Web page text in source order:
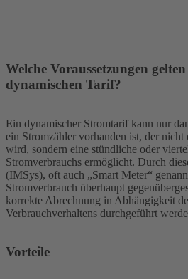
Welche Voraussetzungen
dynamischen Tarif?
Ein dynamischer Stromtarif kann nur
ein Stromzähler vorhanden ist, der nicht
wird, sondern eine stündliche oder
Stromverbrauchs ermöglicht. Durch
(IMSys), oft auch „Smart Meter“
Stromverbrauch überhaupt
korrekte Abrechnung in Abhängigkeit
Verbrauchverhaltens durchgeführt
Vorteile